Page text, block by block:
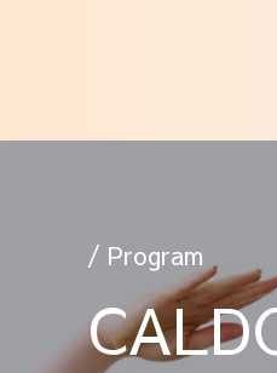
/ Program